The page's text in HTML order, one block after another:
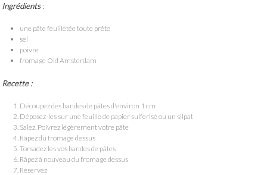
Ingrédients:
une pâte feuilletée toute prête
sel
poivre
fromage Old Amsterdam
Recette :
Découpez des bandes de pâtes d'environ 1 cm
Déposez-les sur une feuille de papier sulferisé ou un silpat
Salez, Poivrez légèrement votre pâte
Râpez du fromage dessus
Torsadez les vos bandes de pâtes
Râpez à nouveau du fromage dessus
Réservez